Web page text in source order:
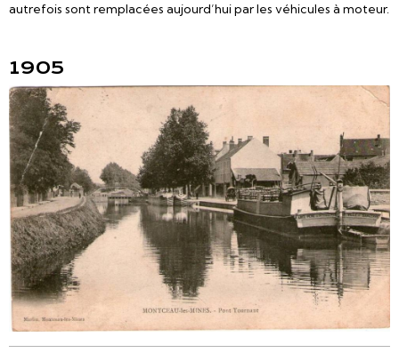
autrefois sont remplacées aujourd’hui par les véhicules à moteur.
1905